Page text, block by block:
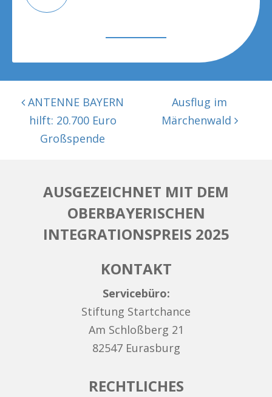
ANTENNE BAYERN
hilft: 20.700 Euro
Großspende
Ausflug im
Märchenwald
AUSGEZEICHNET MIT DEM
OBERBAYERISCHEN
INTEGRATIONSPREIS 2025
KONTAKT
Servicebüro:
Stiftung Startchance
Am Schloßberg 21
82547 Eurasburg
RECHTLICHES